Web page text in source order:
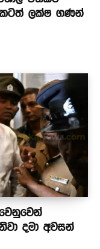
ලක්ෂ ගණන්
දමා අවසන්